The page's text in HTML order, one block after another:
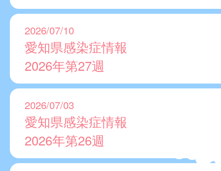
2026/07/10
愛知県感染症情報
2026年第27週
2026/07/03
愛知県感染症情報
2026年第26週